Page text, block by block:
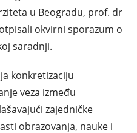
u Beogradu, prof. dr
okvirni sporazum o
saradnji.
konkretizaciju
veza između
zajedničke
obrazovanja, nauke i